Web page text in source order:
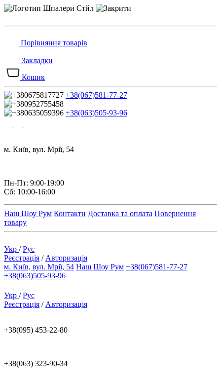
Порівняння товарів
Закладки
Кошик
+38(067)581-77-27
+38(063)505-93-96
м. Київ, вул. Мрії, 54
Пн-Пт: 9:00-19:00
Сб: 10:00-16:00
Наш Шоу Рум Контакти Доставка та оплата Повернення
товару
Укр /Рус
Реєстрація / Авторизація
м. Київ, вул. Мрії, 54 Наш Шоу Рум +38(067)581-77-27
+38(063)505-93-96
Укр /Рус
Реєстрація / Авторизація
+38(095) 453-22-80
+38(063) 323-90-34